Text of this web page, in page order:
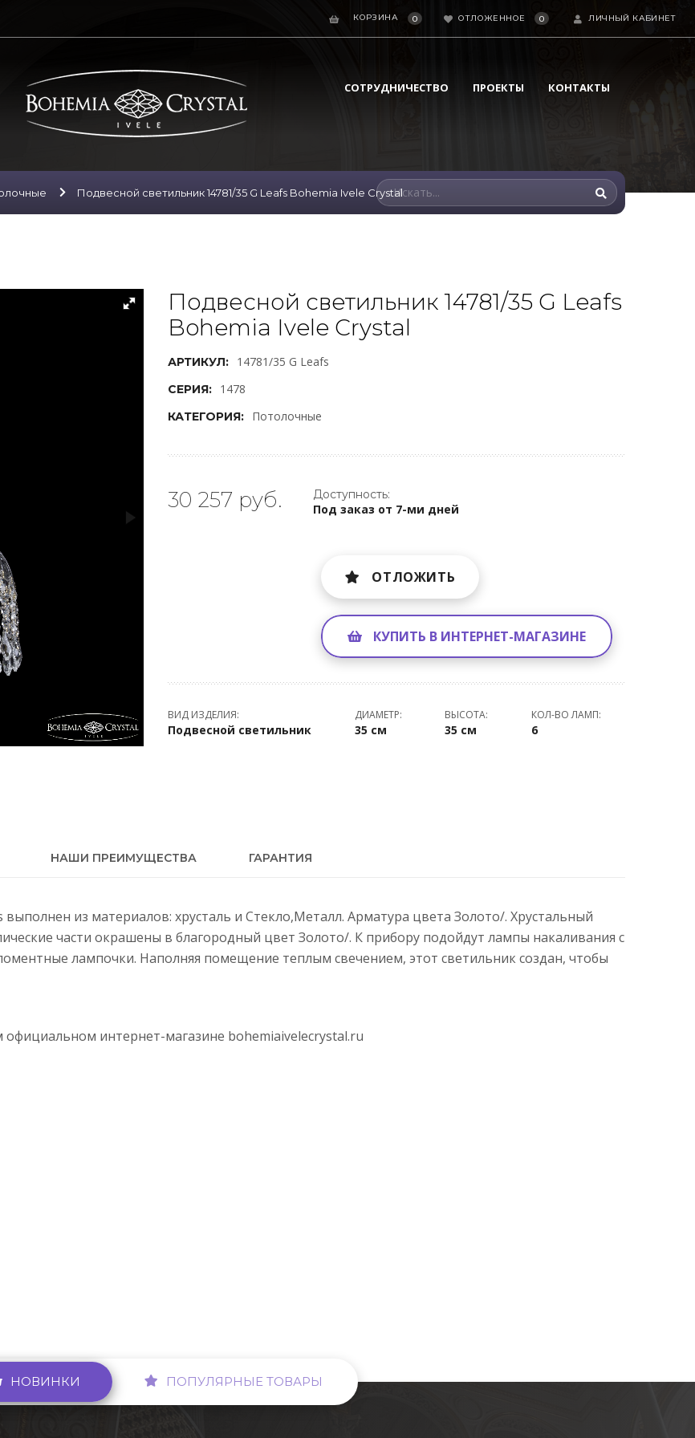
КОРЗИНА 0 ОТЛОЖЕННОЕ 0 ЛИЧНЫЙ КАБИНЕТ
СОТРУДНИЧЕСТВО ПРОЕКТЫ КОНТАКТЫ
Подвесной светильник 14781/35 G Leafs Bohemia Ivele Crystal
Подвесной светильник 14781/35 G Leafs
Bohemia Ivele Crystal
АРТИКУЛ: 14781/35 G Leafs
СЕРИЯ: 1478
КАТЕГОРИЯ: Потолочные
30 257 руб. Доступность:
Под заказ от 7-ми дней
ОТЛОЖИТЬ
КУПИТЬ В ИНТЕРНЕТ-МАГАЗИНЕ
ВИД ИЗДЕЛИЯ:
Подвесной светильник
ДИАМЕТР:
35 см
ВЫСОТА:
35 см
КОЛ-ВО ЛАМП:
6
НАШИ ПРЕИМУЩЕСТВА ГАРАНТИЯ
из материалов: хрусталь и Стекло,Металл. Арматура цвета Золото/. Хрустальный
части окрашены в благородный цвет Золото/. К прибору подойдут лампы накаливания с
лампочки. Наполняя помещение теплым свечением, этот светильник создан, чтобы
интернет-магазине bohemiaivelecrystal.ru
НОВИНКИ ПОПУЛЯРНЫЕ ТОВАРЫ